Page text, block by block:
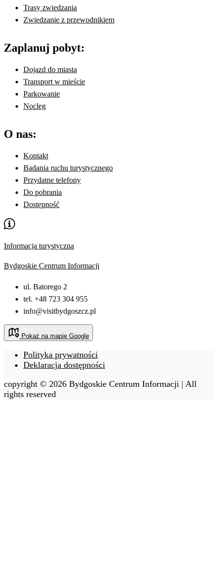
Trasy zwiedzania
Zwiedzanie z przewodnikiem
Zaplanuj pobyt:
Dojazd do miasta
Transport w mieście
Parkowanie
Nocleg
O nas:
Kontakt
Badania ruchu turystycznego
Przydatne telefony
Do pobrania
Dostępność
Informacja turystyczna
Bydgoskie Centrum Informacji
ul. Batorego 2
tel. +48 723 304 955
info@visitbydgoszcz.pl
Pokaż na mapie Google
Polityka prywatności
Deklaracja dostępności
copyright © 2026 Bydgoskie Centrum Informacji | All
rights reserved